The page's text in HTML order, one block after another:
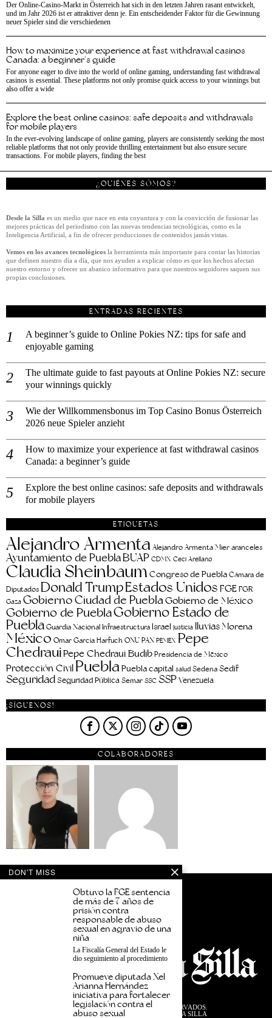
Der Online-Casino-Markt in Österreich hat sich in den letzten Jahren rasant entwickelt,
und im Jahr 2026 ist er attraktiver denn je. Ein entscheidender Faktor für die Gewinnung
neuer Spieler sind die verschiedenen
How to maximize your experience at fast withdrawal casinos
Canada: a beginner’s guide
For anyone eager to dive into the world of online gaming, understanding fast withdrawal
casinos is essential. These platforms not only promise quick access to your winnings but
also offer a wide
Explore the best online casinos: safe deposits and withdrawals
for mobile players
In the ever-evolving landscape of online gaming, players are consistently seeking the most
reliable platforms that not only provide thrilling entertainment but also ensure secure
transactions. For mobile players, finding the best
¿QUIÉNES SÓMOS?
Desde la Silla es un medio que nace en esta coyuntura y con la convicción de fusionar las
mejores prácticas del periodismo con las nuevas tendencias tecnológicas, como es la
Inteligencia Artificial, a fin de ofrecer producciones de contenidos jamás vistas.
Vemos en los avances tecnológicos la herramienta más importante para contar las historias
que definen nuestro día a día, que nos ayuden a explicar cómo es que los hechos afectan
nuestro entorno y ofrecer un abanico informativo para que nuestros seguidores saquen sus
propias conclusiones.
ENTRADAS RECIENTES
A beginner’s guide to Online Pokies NZ: tips for safe and
enjoyable gaming
The ultimate guide to fast payouts at Online Pokies NZ: secure
your winnings quickly
Wie der Willkommensbonus im Top Casino Bonus Österreich
2026 neue Spieler anzieht
How to maximize your experience at fast withdrawal casinos
Canada: a beginner’s guide
Explore the best online casinos: safe deposits and withdrawals
for mobile players
ETIQUETAS
Alejandro Armenta Alejandro Armenta Mier aranceles
Ayuntamiento de PueblaBUAP CDMX Ceci Arellano
Claudia SheinbaumCongreso de Puebla Cámara de
Diputados Donald TrumpEstados Unidos FGEFGR
Gaza Gobierno Ciudad de PueblaGobierno de México
Gobierno de PueblaGobierno Estado de
PueblaGuardia Nacional Infraestructura Israel justicia lluviasMorena
México Omar García Harfuch ONU PAN PEMEX Pepe
ChedrauiPepe Chedraui BudibPresidencia de México
Protección Civil PueblaPuebla capital salud Sedena Sedif
SeguridadSeguridad Pública Semar SSC SSPVenezuela
¡SÍGUENOS!
COLABORADORES
2026TODOS LOS DERECHOS RESERVADOS.
DISEÑADO POR EL EQUIPO DESDE LA SILLA
DON'T MISS
Obtuvo la FGE sentencia
de más de 7 años de
prisión contra
responsable de abuso
sexual en agravio de una
niña
La Fiscalía General del Estado le
dio seguimiento al procedimiento
Promueve diputada Xel
Arianna Hernández
iniciativa para fortalecer
legislación contra el
abuso sexual